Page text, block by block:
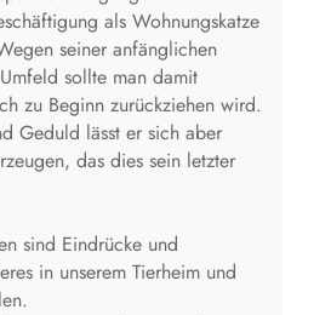
als Wohnungskatze
seiner anfänglichen
sollte man damit
zu Beginn zurückziehen wird.
Geduld lässt er sich aber
das dies sein letzter
sind Eindrücke und
in unserem Tierheim und